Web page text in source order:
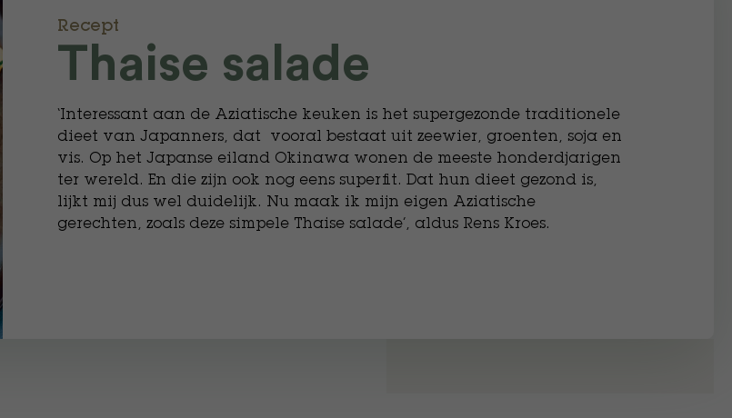
Recept
​Thaise salade
‘Interessant aan de Aziatische keuken is het supergezonde traditionele
dieet van Japanners, dat vooral bestaat uit zeewier, groenten, soja en
vis. Op het Japanse eiland Okinawa wonen de meeste honderdjarigen
ter wereld. En die zijn ook nog eens superfit. Dat hun dieet gezond is,
lijkt mij dus wel duidelijk. Nu maak ik mijn eigen Aziatische
gerechten, zoals deze simpele Thaise salade’, aldus Rens Kroes.